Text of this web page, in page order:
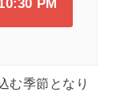
PM
む季節となり